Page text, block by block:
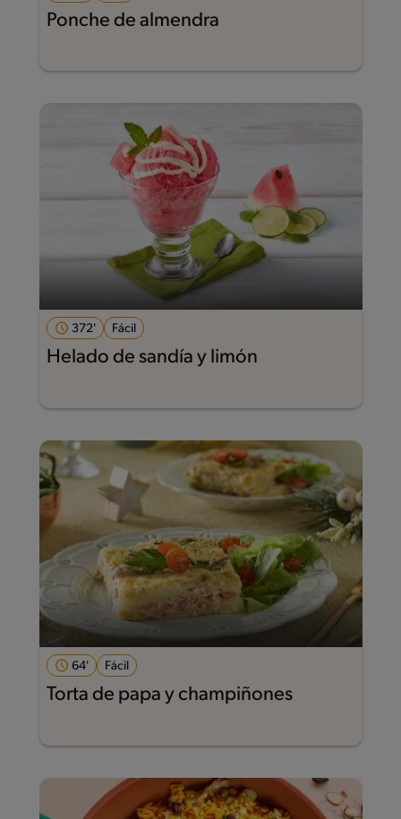
Ponche de almendra
372' Fácil
Helado de sandía y limón
64' Fácil
Torta de papa y champiñones